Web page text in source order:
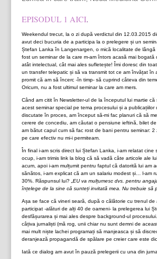
EPISODUL 1 AICI.
Weekendul trecut, la o zi după verdictul din 12.03.2015
avut deci bucuria de a participa la o prelegere și un
Ștefan Lanka în Langenargen, o mică localitate de lângă
fost un seminar de la care m-am întors acasă mai bogată
atât intelectual, cât mai ales sufletește! Îmi doresc din
un transfer telepatic și să va transmit tot ce am învățat în
promit că am să încerc -în timp- să cuprind câteva din
Oricum, nu a fost ultimul seminar la care am mers.
Când am citit în Newsletter-ul de la începutul lui martie că
acest seminar special pe tema procesului și a publicațiilor
discutate în proces, am început să-mi fac planuri că să
cerere de concediu, am căutat o pensiune ieftină, bilet
am bătut capul cum să fac rost de bani pentru seminar: 2
pe care efectiv nu mi-i permiteam.
În final i-am scris direct lui Ștefan Lanka, i-am relatat cine
ocup, i-am trimis link la blog că să vadă câte articole ale
acum, apoi i-am mulțumit pentru faptul că datorită lui am
sănătos, i-am explicat că am un salariu modest și… l-am
30%. Răspunsul lui? „EU va mulțumesc dvs. pentru
înțelege de la sine că sunteți invitată mea. Nu trebuie să
Așa se face că vineri seară, după o călătorie cu trenul de
participat -alături de alți 40 de oameni- la prelegerea lui
desfășurarea și mai ales despre background-ul
câțiva jurnaliști (mă rog, unii chiar nu sunt demni de
mai mult niște lachei programați să manjeasca și să
deranjează propagandă de spălare pe creier care este
Iată ce dialog am avut în pauză prelegerii cu una din